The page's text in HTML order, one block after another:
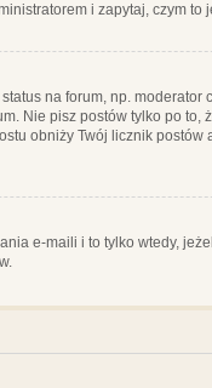
i zapytaj, czym to
na forum, np. moderator
Nie pisz postów tylko po to,
obniży Twój licznik postów
e-maili i to tylko wtedy,